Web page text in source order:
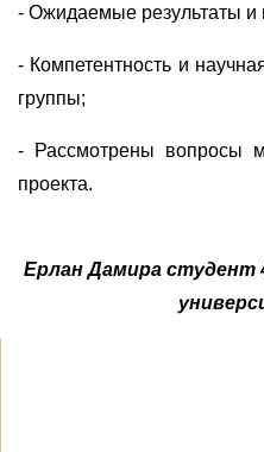
- Ожидаемые результаты и
- Компетентность и
группы;
- Рассмотрены вопросы
проекта.
Ерлан Дамира студент